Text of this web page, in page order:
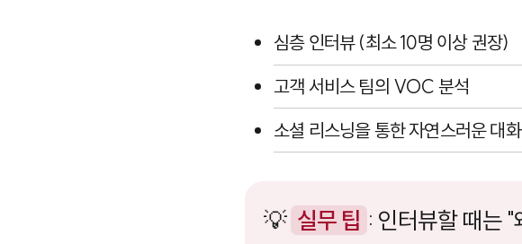
심층 인터뷰 (최소 10명 이상 권장)
고객 서비스 팀의 VOC 분석
소셜 리스닝을 통한 자연스러운 대
💡 실무 팁 : 인터뷰할 때는